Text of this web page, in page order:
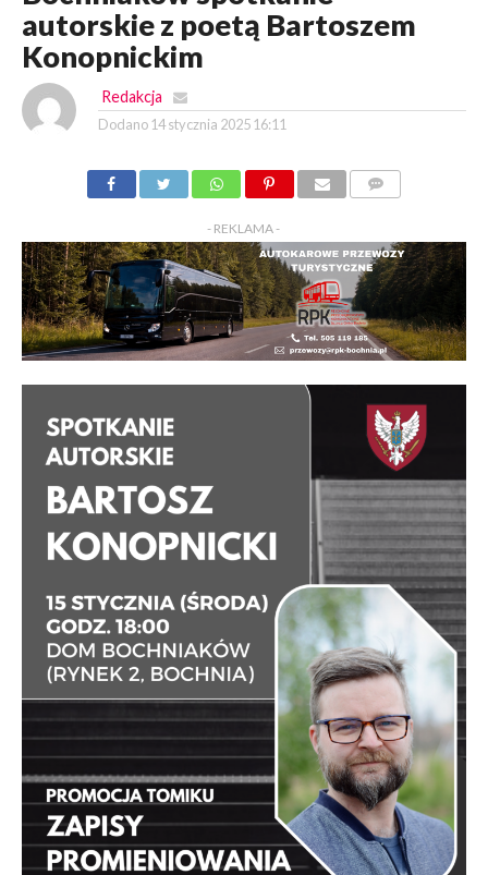
autorskie z poetą Bartoszem
Konopnickim
Redakcja
Dodano 14 stycznia 2025 16:11
- REKLAMA -